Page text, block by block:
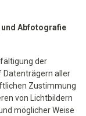
Abfotografie
der
Datenträgern aller
Zustimmung
von Lichtbildern
möglicher Weise